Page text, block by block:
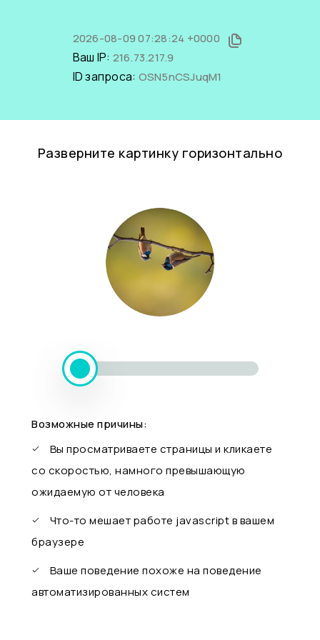
2026-08-09 07:28:24 +0000
Ваш IP: 216.73.217.9
ID запроса: OSN5nCSJuqM1
Разверните картинку горизонтально
Возможные причины:
Вы просматриваете страницы и кликаете
со скоростью, намного превышающую
ожидаемую от человека
Что-то мешает работе javascript в вашем
браузере
Ваше поведение похоже на поведение
автоматизированных систем